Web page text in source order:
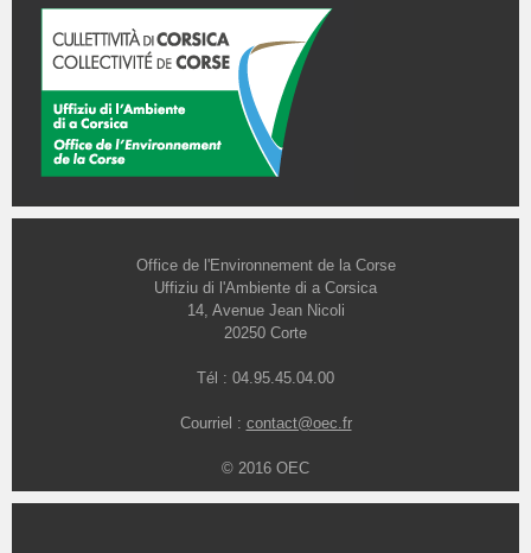
Office de l'Environnement de la Corse
Uffiziu di l'Ambiente di a Corsica
14, Avenue Jean Nicoli
20250 Corte
Tél : 04.95.45.04.00
Courriel : contact@oec.fr
© 2016 OEC